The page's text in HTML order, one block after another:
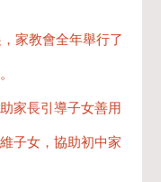
家教會全年舉行了
家長引導子女善用
子女，協助初中家